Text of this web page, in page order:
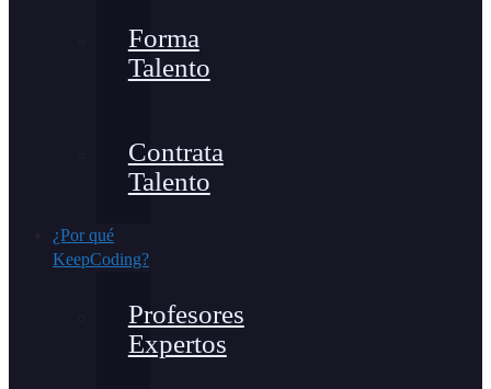
Forma
Talento
Contrata
Talento
¿Por qué
KeepCoding?
Profesores
Expertos